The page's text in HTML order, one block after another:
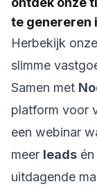
te genereren
Herbekijk
slimme
Samen met
platform voor
een webinar
meer leads én
uitdagende